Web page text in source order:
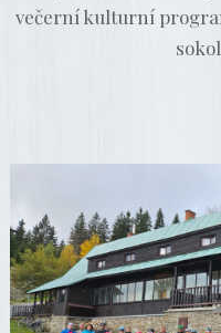
večerní kulturní